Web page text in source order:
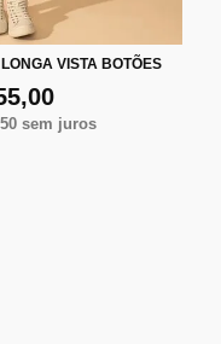
VISTA BOTÕES
sem juros
G